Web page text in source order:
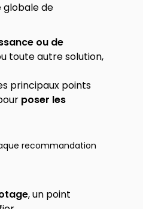
globale de
ou de
toute autre solution,
principaux points
poser les
recommandation
, un point